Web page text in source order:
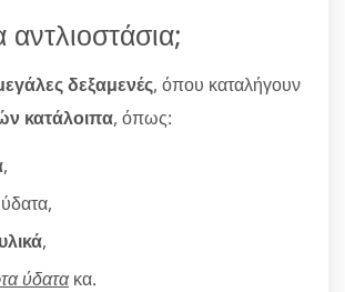
αντλιοστάσια;
δεξαμενές, όπου καταλήγουν
κατάλοιπα, όπως:
,
,
ύδατακα.